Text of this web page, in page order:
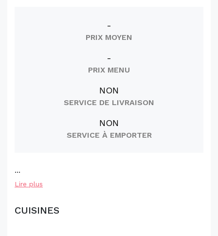
-
PRIX MOYEN
-
PRIX MENU
NON
SERVICE DE LIVRAISON
NON
SERVICE À EMPORTER
...
Lire plus
CUISINES